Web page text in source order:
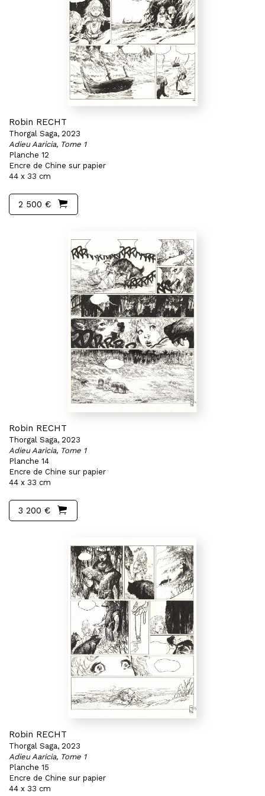
Robin RECHT
Thorgal Saga, 2023
Adieu Aaricia, Tome 1
Planche 12
Encre de Chine sur papier
44 x 33 cm
2 500 €
Robin RECHT
Thorgal Saga, 2023
Adieu Aaricia, Tome 1
Planche 14
Encre de Chine sur papier
44 x 33 cm
3 200 €
Robin RECHT
Thorgal Saga, 2023
Adieu Aaricia, Tome 1
Planche 15
Encre de Chine sur papier
44 x 33 cm